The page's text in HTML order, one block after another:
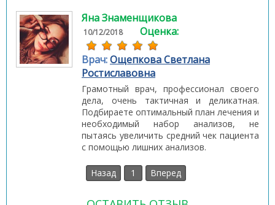
Яна Знаменщикова
10/12/2018 Оценка:
Врач:Ощепкова Светлана
Ростиславовна
Грамотный врач, профессионал своего
дела, очень тактичная и деликатная.
Подбираете оптимальный план лечения и
необходимый набор анализов, не
пытаясь увеличить средний чек пациента
с помощью лишних анализов.
Назад 1 Вперед